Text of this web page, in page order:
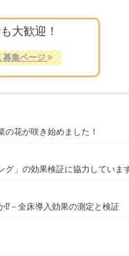
大歓迎！
募集ページ
花が咲き始めました！
」の効果検証に協力していま
⁉－全床導入効果の測定と検証